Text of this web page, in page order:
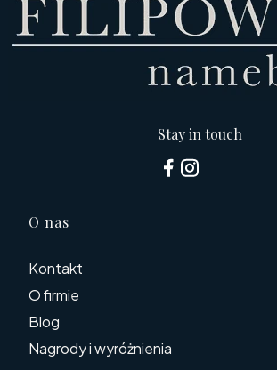
Stay in touch
Linki w stopce
O nas
Kontakt
O firmie
Blog
Nagrody i wyróżnienia